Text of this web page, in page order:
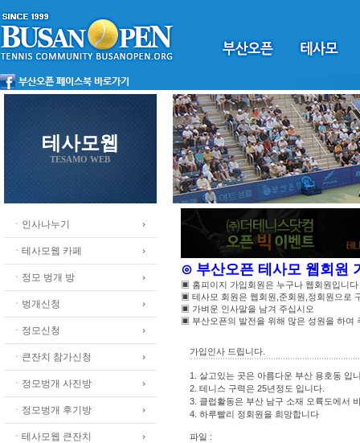
테사모웹
TESAMO WEB
ㆍ인사나누기
ㆍ테사모웹 카페
ㆍ정모 벙개 방
ㆍ벙개신청
ㆍ정모신청
ㆍ큰잔치 참가신청
ㆍ정모벙개 사진방
ㆍ정모벙개 후기방
ㆍ테사모웹 큰잔치
⊙ 부산오픈 테사모 웹회원
▣ 홈피이지 가입회원은 누구나 웹회원입니다
▣ 테사모 회원은 웹회원,준회원,정회원으로
▣ 가벼운 인사말을 남겨 주십시오
▣ 부산오픈의 발전을 위해 많은 성원을 하여
가입인사 드립니다.
1. 살고있는 곳은 아름다운 부산 용호동 입
2. 테니스 구력은 25년정도 입니다.
3. 클럽활동은 부산 남구 소재 오륙도에서
4. 하루빨리 정회원을 희망합니다
파일 :